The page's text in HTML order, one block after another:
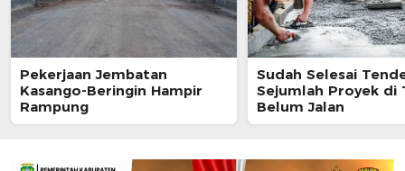
Pekerjaan Jembatan
Kasango-Beringin Hampir
Rampung
Sudah Selesai
Sejumlah Proyek di
Belum Jalan